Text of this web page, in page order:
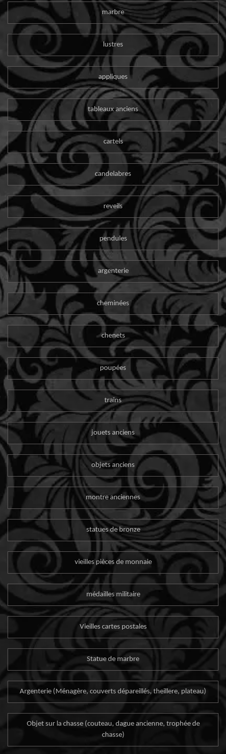
marbre
lustres
appliques
tableaux anciens
cartels
candelabres
reveils
pendules
argenterie
cheminées
chenets
poupées
trains
jouets anciens
objets anciens
montre anciennes
statues de bronze
vieilles pièces de monnaie
médailles militaire
Vieilles cartes postales
Statue de marbre
Argenterie (Ménagère, couverts dépareillés, theillere, plateau)
Objet sur la chasse (couteau, dague ancienne, trophée de
chasse)